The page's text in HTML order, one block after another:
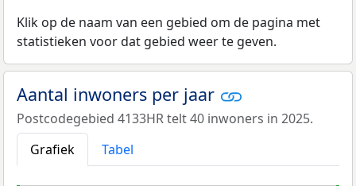
Klik op de naam van een gebied om de pagina met
statistieken voor dat gebied weer te geven.
Aantal inwoners per jaar
Postcodegebied 4133HR telt 40 inwoners in 2025.
Grafiek
Tabel